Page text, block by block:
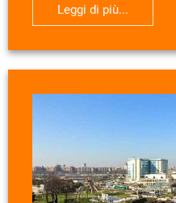
Leggi di più...